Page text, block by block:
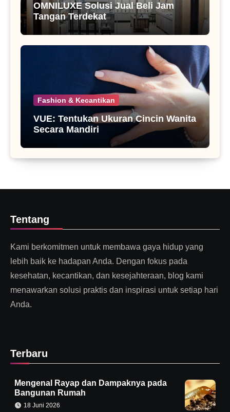
OMNILUXE Solusi Jual Beli Jam
Tangan Terdekat
Fashion & Kecantikan
VUE: Tentukan Ukuran Cincin Wanita
Secara Mandiri
Tentang
Kami berkomitmen untuk membawa gaya hidup yang
lebih baik ke hadapan Anda. Dengan fokus pada
kesehatan, kecantikan, dan kesejahteraan, blog kami
menawarkan solusi praktis dan inspirasi untuk setiap hari
Anda.
Terbaru
Mengenal Rayap dan Dampaknya pada
Bangunan Rumah
18 Juni 2026